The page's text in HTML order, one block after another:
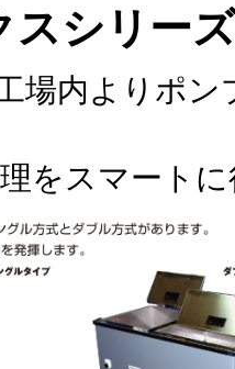
スシリーズ
場内よりポ
をスマート